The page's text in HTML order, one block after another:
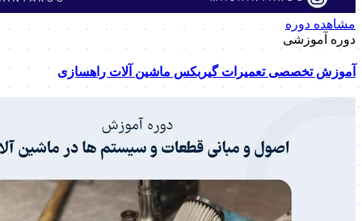
مشاهده دوره
دوره آموزشی
آموزش تخصصی تعمیرات گیربکس ماشین آلات راهسازی